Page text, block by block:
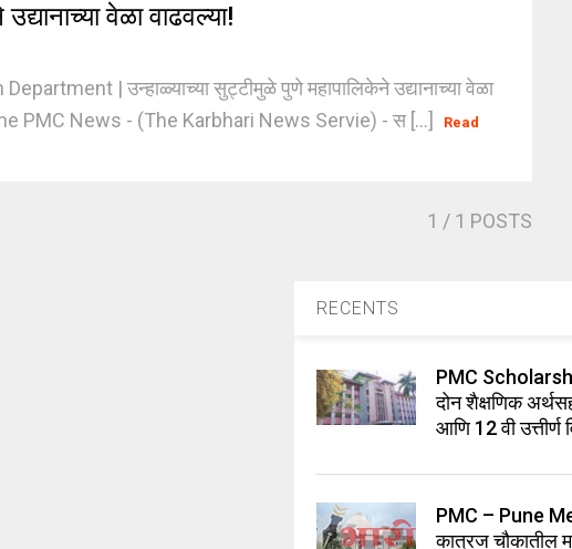
वेळा वाढवल्या!
| उन्हाळ्याच्या सुट्टीमुळे पुणे महापालिकेने उद्यानाच्या वेळा
PMC News - (The Karbhari News Servie) - स [...]
Read
1 / 1 POSTS
RECENTS
PMC
दोन शैक्षणिक
आणि 12 वी उत्तीर्ण
PMC – Pune
कात्रज चौकातील